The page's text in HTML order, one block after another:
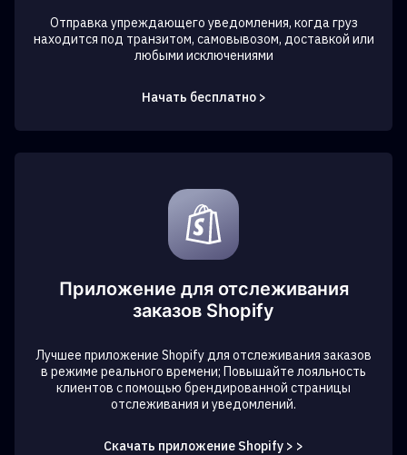
Отправка упреждающего уведомления, когда груз
находится под транзитом, самовывозом, доставкой или
любыми исключениями
Начать бесплатно >
Приложение для отслеживания
заказов Shopify
Лучшее приложение Shopify для отслеживания заказов
в режиме реального времени; Повышайте лояльность
клиентов с помощью брендированной страницы
отслеживания и уведомлений.
Скачать приложение Shopify > >